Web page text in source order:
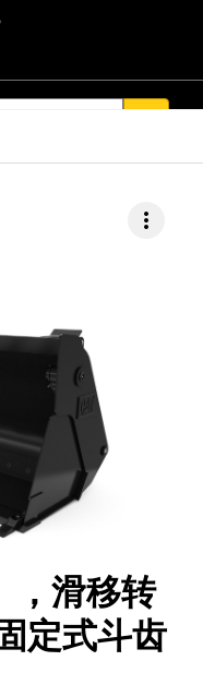
more_vert
，滑移转
定式斗齿